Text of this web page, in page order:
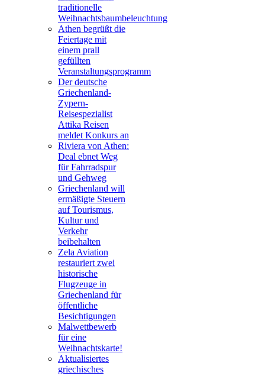
traditionelle
Weihnachtsbaumbeleuchtung
Athen begrüßt die
Feiertage mit
einem prall
gefüllten
Veranstaltungsprogramm
Der deutsche
Griechenland-
Zypern-
Reisespezialist
Attika Reisen
meldet Konkurs an
Riviera von Athen:
Deal ebnet Weg
für Fahrradspur
und Gehweg
Griechenland will
ermäßigte Steuern
auf Tourismus,
Kultur und
Verkehr
beibehalten
Zela Aviation
restauriert zwei
historische
Flugzeuge in
Griechenland für
öffentliche
Besichtigungen
Malwettbewerb
für eine
Weihnachtskarte!
Aktualisiertes
griechisches